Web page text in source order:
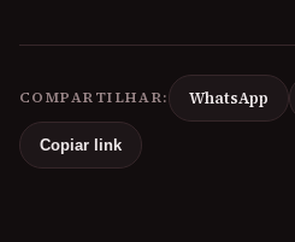
COMPARTILHAR: WhatsApp
Copiar link